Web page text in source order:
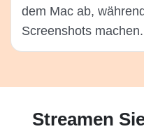
dem Mac ab,
Screenshots machen.
Streamen